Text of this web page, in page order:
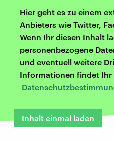
Hier geht es zu einem
Anbieters wie Twitter,
Wenn Ihr diesen Inhalt
personenbezogene
und eventuell weitere
Informationen findet Ihr
Inhalt einmal laden